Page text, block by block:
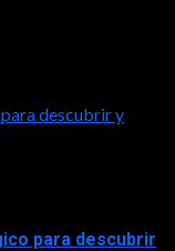
descubrir y
para descubrir